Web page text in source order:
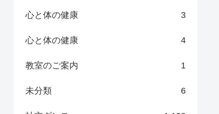
心と体の健康 3
心と体の健康 4
教室のご案内 1
未分類 6